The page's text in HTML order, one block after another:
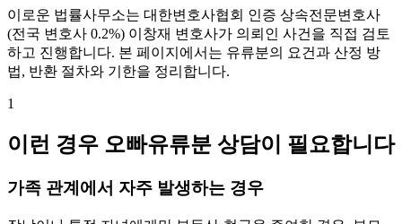
이로운 법률사무소는 대한변호사협회 인증 상속전문변호사
(전국 변호사 0.2%) 이창재 변호사가 의뢰인 사건을 직접 검토
하고 진행합니다. 본 페이지에서는 유류분의 요건과 산정 방
법, 반환 절차와 기한을 정리합니다.
1
이런 경우 오빠유류분 상담이 필요합니다
가족 관계에서 자주 발생하는 경우